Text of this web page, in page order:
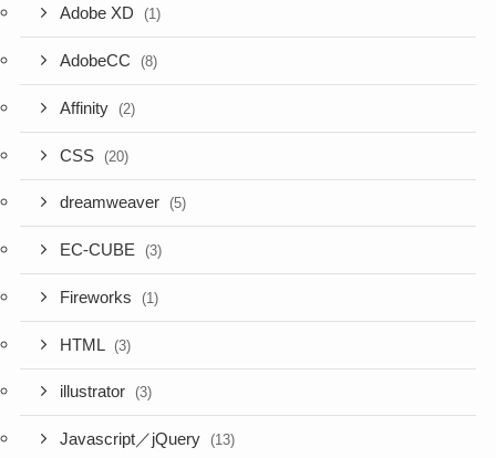
Adobe XD (1)
AdobeCC (8)
Affinity (2)
CSS (20)
dreamweaver (5)
EC-CUBE (3)
Fireworks (1)
HTML (3)
illustrator (3)
Javascript／jQuery (13)